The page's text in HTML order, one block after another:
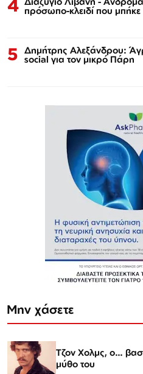
4 πρόσωπο-κλειδί που
5 Δημήτρης Αλεξάνδρου:
social για τον μικρό Πάρη
Μην χάσετε
Τζον Χολμς, ο…
μύθο του